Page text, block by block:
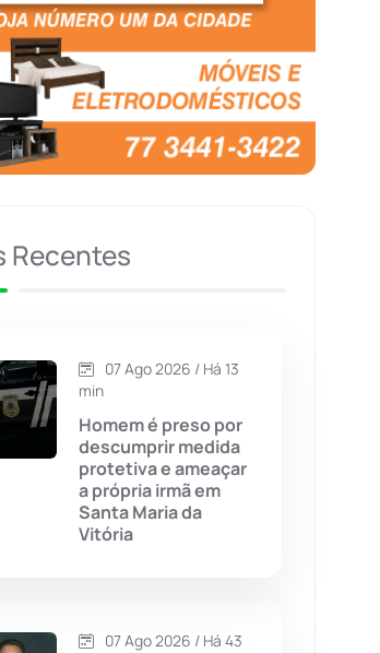
(72)
(7679)
(31955)
(1504)
(157)
Sales (121)
Recentes
07 Ago 2026 / Há 13
min
Homem é preso por
descumprir medida
protetiva e ameaçar
a própria irmã em
Santa Maria da
Vitória
07 Ago 2026 / Há 43